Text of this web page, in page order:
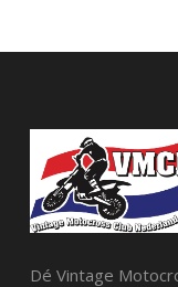
Dé Vintage